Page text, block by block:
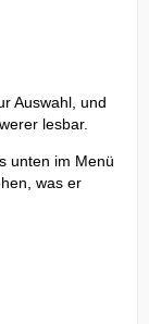
Auswahl, und
lesbar.
unten im Menü
was er